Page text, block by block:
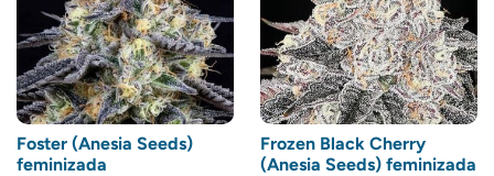
Foster (Anesia Seeds)
feminizada
Frozen Black Cherry
(Anesia Seeds) feminizada